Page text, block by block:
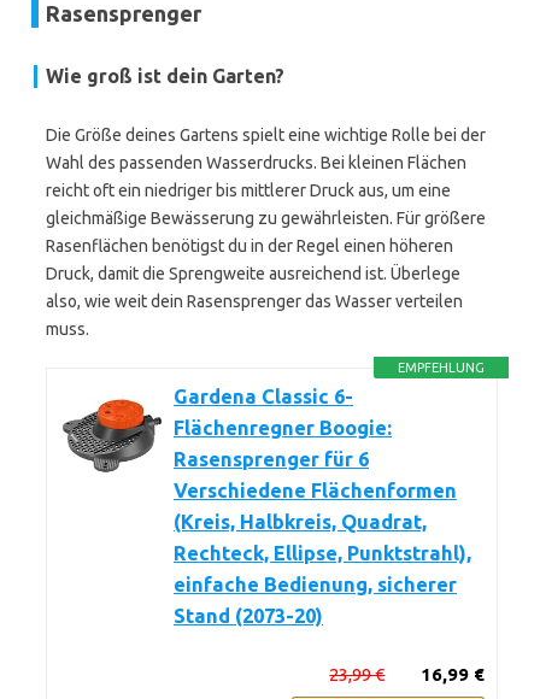
Rasensprenger
Wie groß ist dein Garten?
Die Größe deines Gartens spielt eine wichtige Rolle bei der
Wahl des passenden Wasserdrucks. Bei kleinen Flächen
reicht oft ein niedriger bis mittlerer Druck aus, um eine
gleichmäßige Bewässerung zu gewährleisten. Für größere
Rasenflächen benötigst du in der Regel einen höheren
Druck, damit die Sprengweite ausreichend ist. Überlege
also, wie weit dein Rasensprenger das Wasser verteilen
muss.
EMPFEHLUNG
Gardena Classic 6-
Flächenregner Boogie:
Rasensprenger für 6
Verschiedene Flächenformen
(Kreis, Halbkreis, Quadrat,
Rechteck, Ellipse, Punktstrahl),
einfache Bedienung, sicherer
Stand (2073-20)
16,99 €
23,99 €